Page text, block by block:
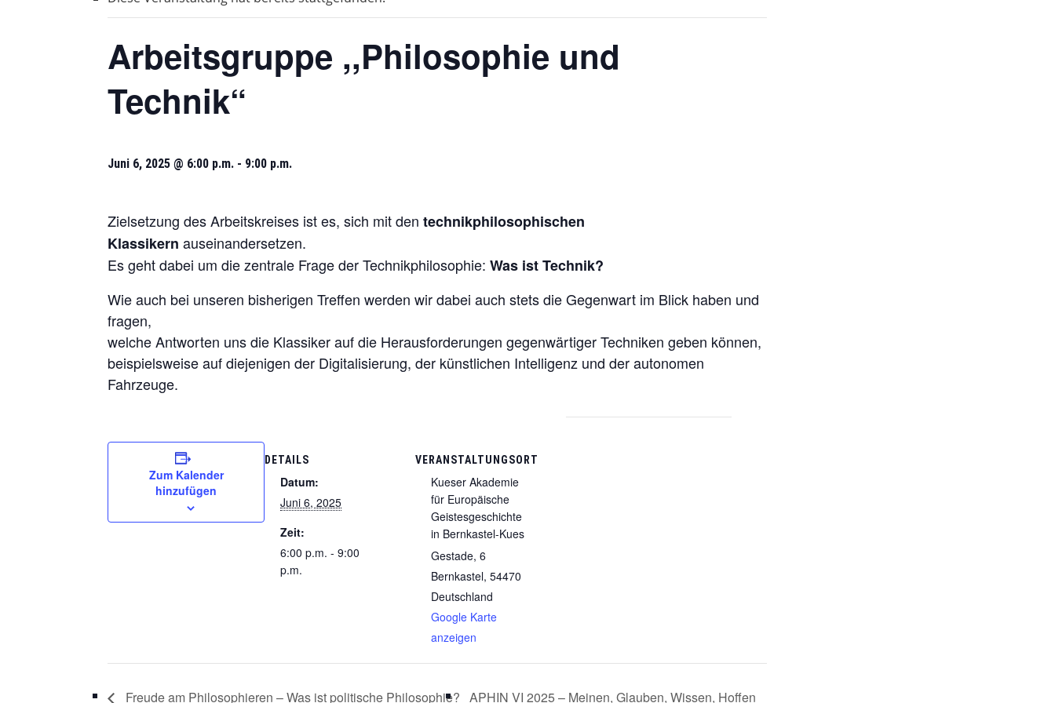
Arbeitsgruppe ,,Philosophie und
Technik“
Juni 6, 2025 @ 6:00 p.m. - 9:00 p.m.
Zielsetzung des Arbeitskreises ist es, sich mit den technikphilosophischen
Klassikern auseinandersetzen.
Es geht dabei um die zentrale Frage der Technikphilosophie: Was ist Technik?
Wie auch bei unseren bisherigen Treffen werden wir dabei auch stets die Gegenwart im Blick haben und
fragen,
welche Antworten uns die Klassiker auf die Herausforderungen gegenwärtiger Techniken geben können,
beispielsweise auf diejenigen der Digitalisierung, der künstlichen Intelligenz und der autonomen
Fahrzeuge.
Zum Kalender
hinzufügen
DETAILS
Datum:
Juni 6, 2025
Zeit:
6:00 p.m. - 9:00
p.m.
VERANSTALTUNGSORT
Kueser Akademie
für Europäische
Geistesgeschichte
in Bernkastel-Kues
Gestade, 6
Bernkastel, 54470
Deutschland
Google Karte
anzeigen
Freude am Philosophieren – Was ist politische Philosophie? APHIN VI 2025 – Meinen, Glauben, Wissen, Hoffen